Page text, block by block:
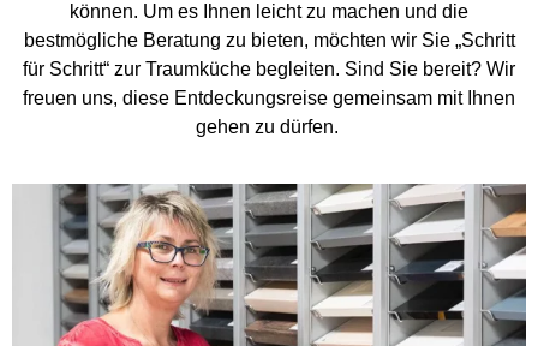
können. Um es Ihnen leicht zu machen und die
bestmögliche Beratung zu bieten, möchten wir Sie „Schritt
für Schritt“ zur Traumküche begleiten. Sind Sie bereit? Wir
freuen uns, diese Entdeckungsreise gemeinsam mit Ihnen
gehen zu dürfen.